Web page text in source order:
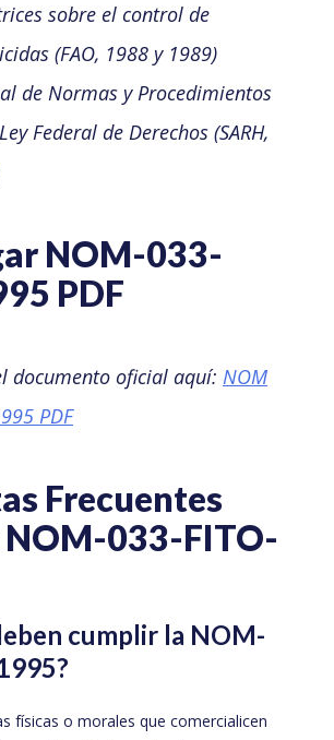
sobre el control de
(FAO, 1988 y 1989)
de Normas y Procedimientos
Federal de Derechos (SARH,
NOM-033-
PDF
documento oficial aquí: NOM
PDF
Frecuentes
NOM-033-FITO-
cumplir la NOM-
físicas o morales que comercialicen